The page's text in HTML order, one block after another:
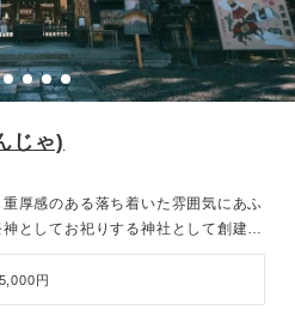
じゃ)
厚感のある落ち着いた雰囲気にあふ
としてお祀りする神社として創建さ
は、北政所を祀る貞照神社が寄り添
、秀吉公ゆかりの“桐紋”や“ひょうた
された石灯篭などを見ることができ
円